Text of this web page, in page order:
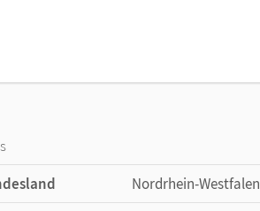
Nordrhein-Westfalen